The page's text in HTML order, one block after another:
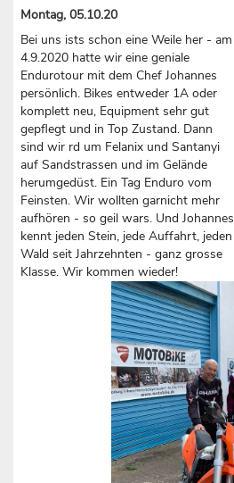
Montag, 05.10.20
Bei uns ists schon eine Weile her - am
4.9.2020 hatte wir eine geniale
Endurotour mit dem Chef Johannes
persönlich. Bikes entweder 1A oder
komplett neu, Equipment sehr gut
gepflegt und in Top Zustand. Dann
sind wir rd um Felanix und Santanyi
auf Sandstrassen und im Gelände
herumgedüst. Ein Tag Enduro vom
Feinsten. Wir wollten garnicht mehr
aufhören - so geil wars. Und Johannes
kennt jeden Stein, jede Auffahrt, jeden
Wald seit Jahrzehnten - ganz grosse
Klasse. Wir kommen wieder!